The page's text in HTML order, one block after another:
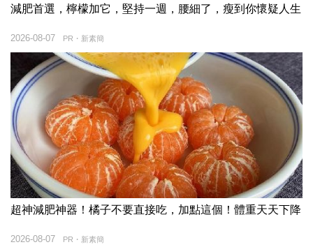
減肥首選，檸檬加它，堅持一週，腰細了，瘦到你懷疑人生
PR・新素簡
2026-08-07
超神減肥神器！橘子不要直接吃，加點這個！體重天天下降
PR・新素簡
2026-08-07